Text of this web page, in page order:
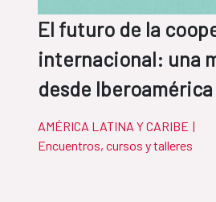
El futuro de la
internacional: una
desde Iberoamérica
AMÉRICA LATINA Y CARIBE |
Encuentros, cursos y talleres